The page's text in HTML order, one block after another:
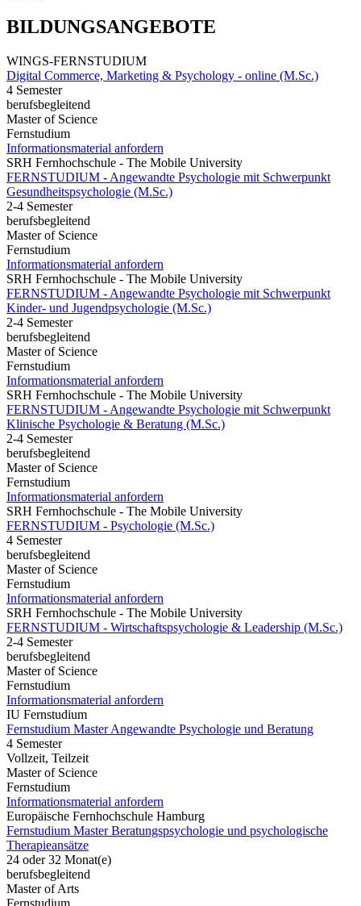
BILDUNGSANGEBOTE
WINGS-FERNSTUDIUM
Digital Commerce, Marketing & Psychology - online (M.Sc.)
4 Semester
berufsbegleitend
Master of Science
Fernstudium
Informationsmaterial anfordern
SRH Fernhochschule - The Mobile University
FERNSTUDIUM - Angewandte Psychologie mit Schwerpunkt
Gesundheits­psychologie (M.Sc.)
2-4 Semester
berufsbegleitend
Master of Science
Fernstudium
Informationsmaterial anfordern
SRH Fernhochschule - The Mobile University
FERNSTUDIUM - Angewandte Psychologie mit Schwerpunkt
Kinder- und Jugendpsychologie (M.Sc.)
2-4 Semester
berufsbegleitend
Master of Science
Fernstudium
Informationsmaterial anfordern
SRH Fernhochschule - The Mobile University
FERNSTUDIUM - Angewandte Psychologie mit Schwerpunkt
Klinische Psychologie & Beratung (M.Sc.)
2-4 Semester
berufsbegleitend
Master of Science
Fernstudium
Informationsmaterial anfordern
SRH Fernhochschule - The Mobile University
FERNSTUDIUM - Psychologie (M.Sc.)
4 Semester
berufsbegleitend
Master of Science
Fernstudium
Informationsmaterial anfordern
SRH Fernhochschule - The Mobile University
FERNSTUDIUM - Wirtschaftspsychologie & Leadership (M.Sc.)
2-4 Semester
berufsbegleitend
Master of Science
Fernstudium
Informationsmaterial anfordern
IU Fernstudium
Fernstudium Master Angewandte Psychologie und Beratung
4 Semester
Vollzeit, Teilzeit
Master of Science
Fernstudium
Informationsmaterial anfordern
Europäische Fernhochschule Hamburg
Fernstudium Master Beratungspsychologie und psychologische
Therapieansätze
24 oder 32 Monat(e)
berufsbegleitend
Master of Arts
Fernstudium